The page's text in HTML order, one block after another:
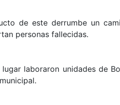
de este derrumbe un
personas fallecidas.
lugar laboraron unidades de